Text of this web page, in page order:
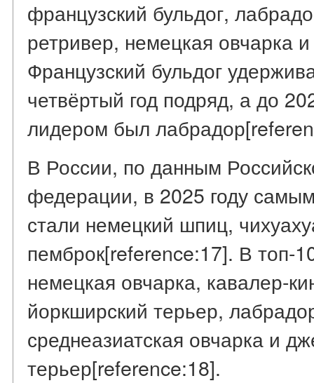
французский бульдог,
ретривер, немецкая овчарка
Французский бульдог
четвёртый год подряд, а до
лидером был
В России, по данным
федерации, в 2025 году
стали немецкий шпиц,
пемброк[reference:17]. В топ-
немецкая овчарка, кавалер-
йоркширский терьер,
среднеазиатская овчарка и
терьер[reference:18].